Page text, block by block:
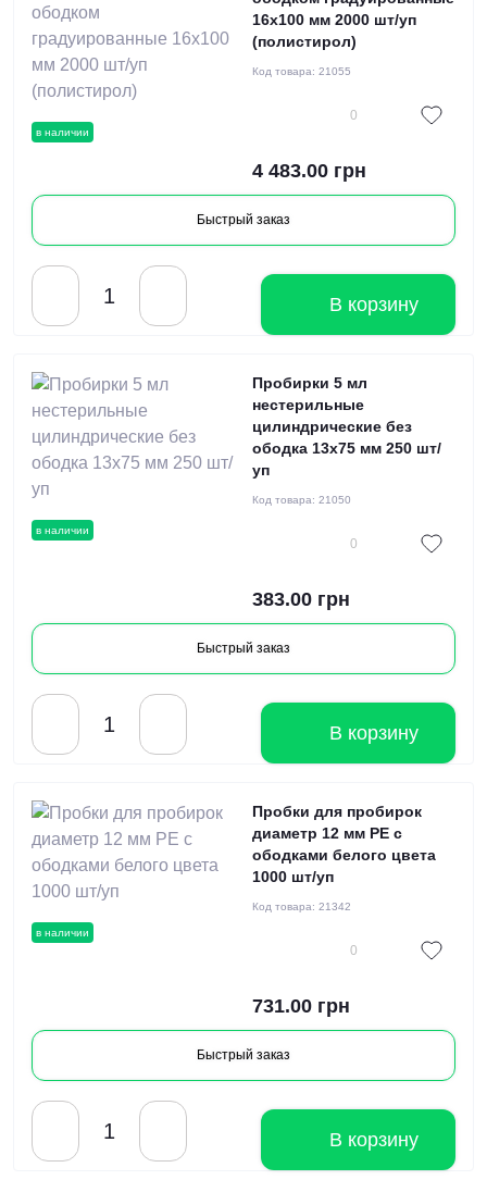
в наличии
16x100 мм 2000 шт/уп
(полистирол)
Код товара: 21055
0
4 483.00 грн
Быстрый заказ
В корзину
в наличии
Пробирки 5 мл
нестерильные
цилиндрические без
ободка 13x75 мм 250 шт/
уп
Код товара: 21050
0
383.00 грн
Быстрый заказ
В корзину
в наличии
Пробки для пробирок
диаметр 12 мм PE с
ободками белого цвета
1000 шт/уп
Код товара: 21342
0
731.00 грн
Быстрый заказ
В корзину